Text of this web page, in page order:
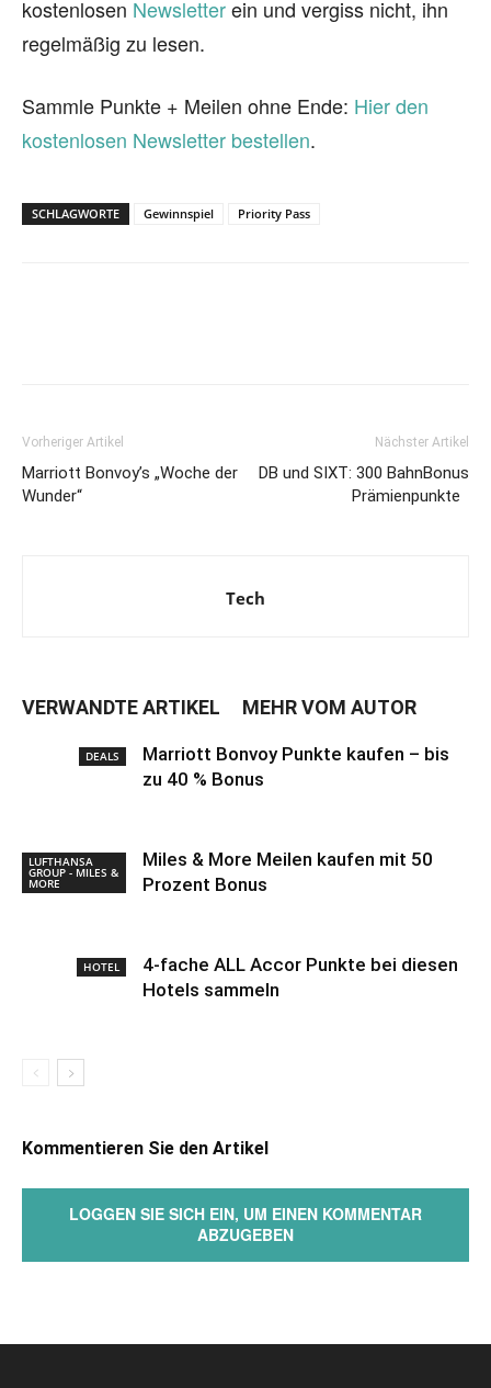
kostenlosen Newsletterein und vergiss nicht, ihn
regelmäßig zu lesen.
Sammle Punkte + Meilen ohne Ende: Hier den
kostenlosen Newsletter bestellen.
SCHLAGWORTE Gewinnspiel Priority Pass
Vorheriger Artikel
Marriott Bonvoy’s „Woche der
Wunder“
Nächster Artikel
DB und SIXT: 300 BahnBonus
Prämienpunkte
Tech
VERWANDTE ARTIKEL MEHR VOM AUTOR
DEALS
Marriott Bonvoy Punkte kaufen – bis
zu 40 % Bonus
LUFTHANSA
GROUP - MILES &
MORE
Miles & More Meilen kaufen mit 50
Prozent Bonus
HOTEL
4-fache ALL Accor Punkte bei diesen
Hotels sammeln
Kommentieren Sie den Artikel
LOGGEN SIE SICH EIN, UM EINEN KOMMENTAR
ABZUGEBEN